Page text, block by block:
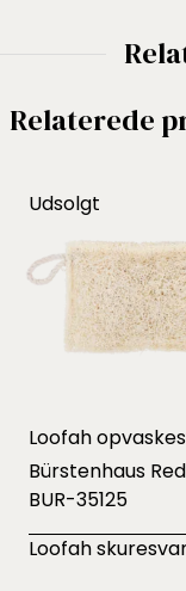
Relaterede
Udsolgt
Loofah
Bürstenhaus
BUR-35125
Loofah